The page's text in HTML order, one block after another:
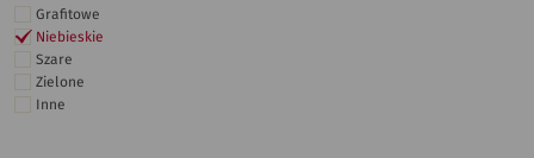
Grafitowe
Niebieskie
Szare
Zielone
Inne